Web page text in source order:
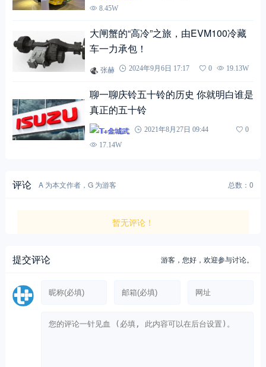
8.45W
大闸蟹的“高冷”之旅，由EVM100冷藏
车一力承包！
张赫 2024年9月6日 17:17 0 19.13W
聊一聊庆铃五十铃的历史 你就明白谁是
真正的五十铃
T+金城武 2021年8月27日 09:44
0
17.14W
评论 A 为本文作者，G 为游客 总数：0
暂无评论！
提交评论 游客，您好，欢迎参与讨论。